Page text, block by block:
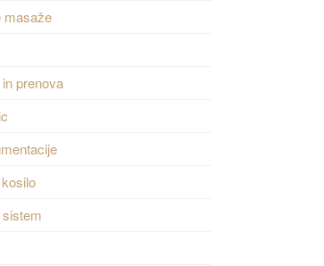
masaže
prenova